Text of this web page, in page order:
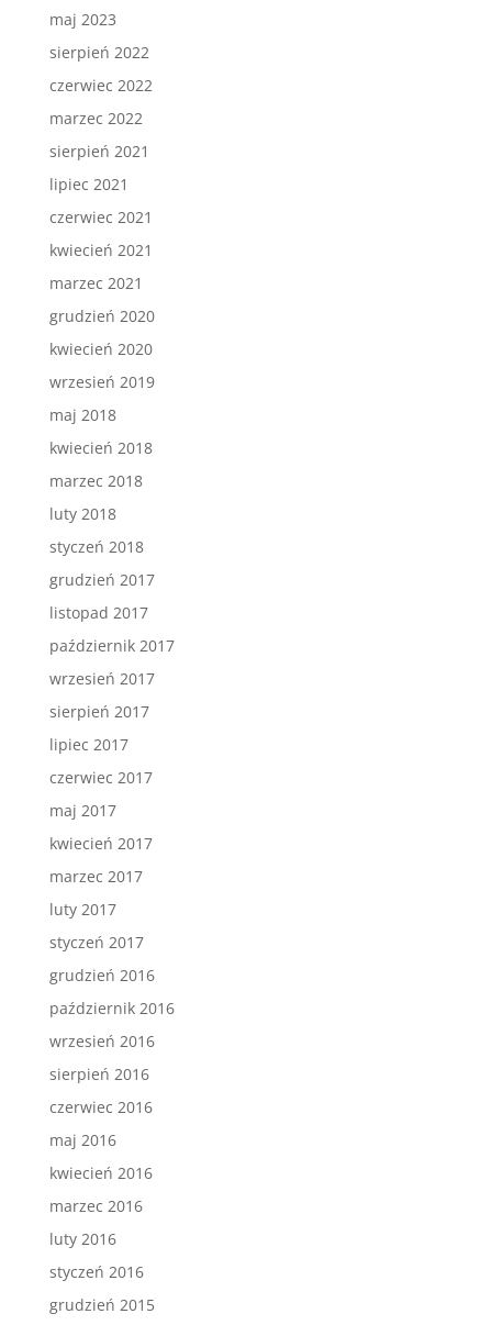
maj 2023
sierpień 2022
czerwiec 2022
marzec 2022
sierpień 2021
lipiec 2021
czerwiec 2021
kwiecień 2021
marzec 2021
grudzień 2020
kwiecień 2020
wrzesień 2019
maj 2018
kwiecień 2018
marzec 2018
luty 2018
styczeń 2018
grudzień 2017
listopad 2017
październik 2017
wrzesień 2017
sierpień 2017
lipiec 2017
czerwiec 2017
maj 2017
kwiecień 2017
marzec 2017
luty 2017
styczeń 2017
grudzień 2016
październik 2016
wrzesień 2016
sierpień 2016
czerwiec 2016
maj 2016
kwiecień 2016
marzec 2016
luty 2016
styczeń 2016
grudzień 2015